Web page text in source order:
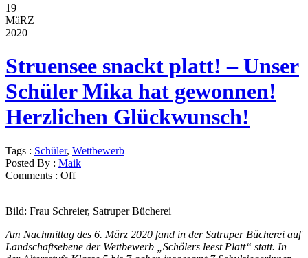
19
MäRZ
2020
Struensee snackt platt! – Unser
Schüler Mika hat gewonnen!
Herzlichen Glückwunsch!
Tags : Schüler, Wettbewerb
Posted By : Maik
Comments : Off
Bild: Frau Schreier, Satruper Bücherei
Am Nachmittag des 6. März 2020 fand in der Satruper Bücherei auf
Landschaftsebene der Wettbewerb „Schölers leest Platt“ statt. In